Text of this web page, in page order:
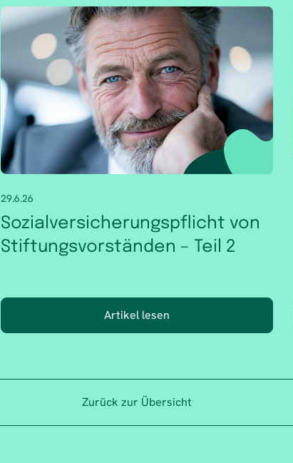
29.6.26
Sozialversicherungspflicht von
Stiftungsvorständen – Teil 2
Artikel lesen
Zurück zur Übersicht